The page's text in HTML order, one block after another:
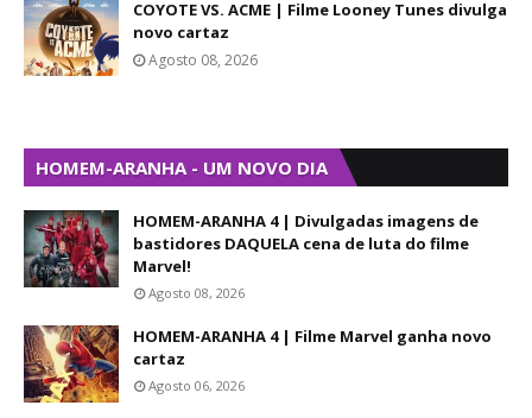
COYOTE VS. ACME | Filme Looney Tunes divulga
novo cartaz
Agosto 08, 2026
HOMEM-ARANHA - UM NOVO DIA
HOMEM-ARANHA 4 | Divulgadas imagens de
bastidores DAQUELA cena de luta do filme
Marvel!
Agosto 08, 2026
HOMEM-ARANHA 4 | Filme Marvel ganha novo
cartaz
Agosto 06, 2026